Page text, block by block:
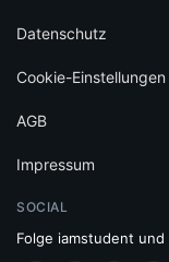
Datenschutz
Cookie-Einstellungen
AGB
Impressum
SOCIAL
Folge iamstudent